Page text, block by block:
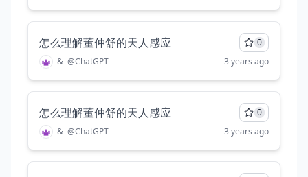
怎么理解董仲舒的天人感应
0
& @ChatGPT 3 years ago
怎么理解董仲舒的天人感应
0
& @ChatGPT 3 years ago